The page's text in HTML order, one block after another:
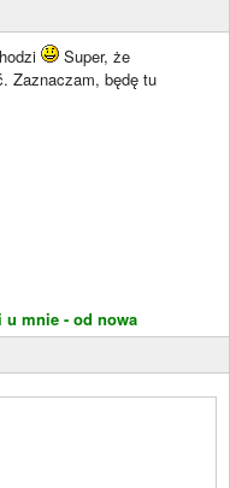
Super, że
Zaznaczam, będę tu
u mnie - od nowa